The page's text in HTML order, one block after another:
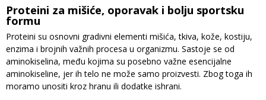
Proteini za mišiće, oporavak i bolju sportsku
formu
Proteini su osnovni gradivni elementi mišića, tkiva, kože, kostiju,
enzima i brojnih važnih procesa u organizmu. Sastoje se od
aminokiselina, među kojima su posebno važne esencijalne
aminokiseline, jer ih telo ne može samo proizvesti. Zbog toga ih
moramo unositi kroz hranu ili dodatke ishrani.